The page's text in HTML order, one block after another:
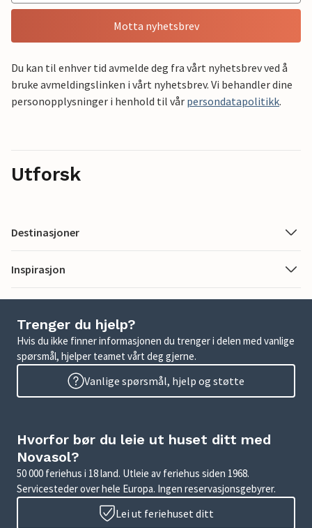
Motta nyhetsbrev
Du kan til enhver tid avmelde deg fra vårt nyhetsbrev ved å
bruke avmeldingslinken i vårt nyhetsbrev. Vi behandler dine
personopplysninger i henhold til vår persondatapolitikk.
Utforsk
Destinasjoner
Inspirasjon
Trenger du hjelp?
Hvis du ikke finner informasjonen du trenger i delen med vanlige
spørsmål, hjelper teamet vårt deg gjerne.
Vanlige spørsmål, hjelp og støtte
Hvorfor bør du leie ut huset ditt med
Novasol?
50 000 feriehus i 18 land. Utleie av feriehus siden 1968.
Servicesteder over hele Europa. Ingen reservasjonsgebyrer.
Lei ut feriehuset ditt